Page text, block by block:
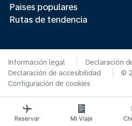
Paises populares
Rutas de tendencia
Información legal
Declaración
Declaración de accesibilidad
©
Configuración de cookies
Reservar Mi Viaje